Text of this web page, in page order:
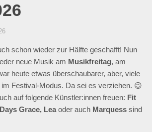
schon wieder zur Hälfte geschafft! Nun
neue Musik am Musikfreitag, am
heute etwas überschaubarer, aber, viele
Festival-Modus. Da sei es verziehen. 😉
auf folgende Künstler:innen freuen: Fit
Grace, Lea oder auch Marquess sind